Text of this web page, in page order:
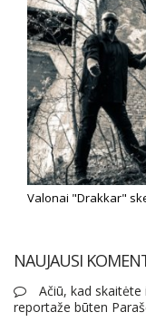
Valonai "Drakkar"
NAUJAUSI
Ačiū, kad
reportaže būten